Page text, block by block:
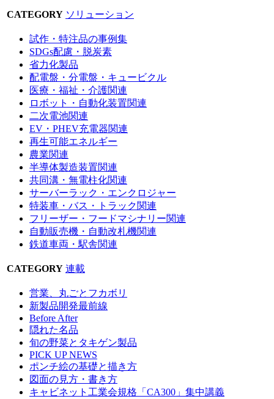
CATEGORY ソリューション
試作・特注品の事例集
SDGs配慮・脱炭素
省力化製品
配電盤・分電盤・キュービクル
医療・福祉・介護関連
ロボット・自動化装置関連
二次電池関連
EV・PHEV充電器関連
再生可能エネルギー
農業関連
半導体製造装置関連
共同溝・無電柱化関連
サーバーラック・エンクロジャー
特装車・バス・トラック関連
フリーザー・フードマシナリー関連
自動販売機・自動改札機関連
鉄道車両・駅舎関連
CATEGORY 連載
営業、丸ごとフカボリ
新製品開発最前線
Before After
隠れた名品
旬の野菜とタキゲン製品
PICK UP NEWS
ポンチ絵の基礎と描き方
図面の見方・書き方
キャビネット工業会規格「CA300」集中講義